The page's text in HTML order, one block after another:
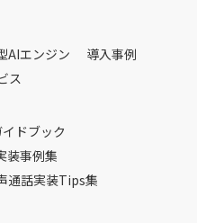
AIエンジン
導入事例
ス
ドブック
装事例集
通話実装Tips集